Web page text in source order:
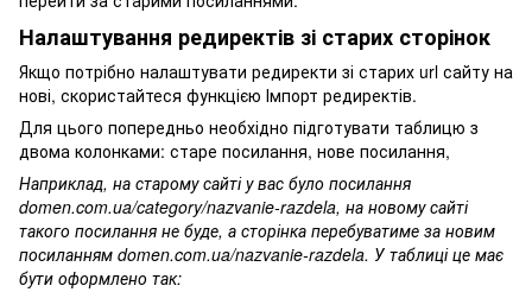
Налаштування редиректів зі старих сторінок
Якщо потрібно налаштувати редиректи зі старих url сайту на
нові, скористайтеся функцією Імпорт редиректів.
Для цього попередньо необхідно підготувати таблицю з
двома колонками: старе посилання, нове посилання,
Наприклад, на старому сайті у вас було посилання
domen.com.ua/category/nazvanie-razdela, на новому сайті
такого посилання не буде, а сторінка перебуватиме за новим
посиланням domen.com.ua/nazvanie-razdela. У таблиці це має
бути оформлено так: